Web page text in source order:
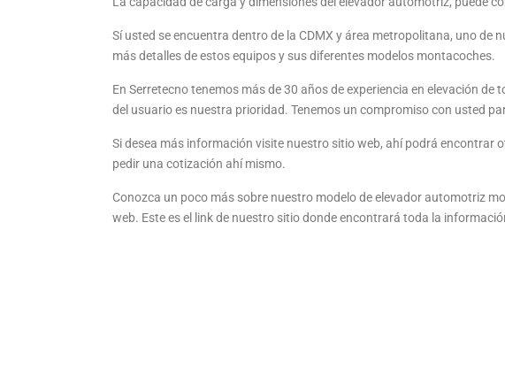
Sí usted se encuentra dentro de la CDMX y área metropolitana, uno de
más detalles de estos equipos y sus diferentes modelos montacoches.
En Serretecno tenemos más de 30 años de experiencia en elevación de
del usuario es nuestra prioridad. Tenemos un compromiso con usted
Si desea más información visite nuestro sitio web, ahí podrá encontrar
pedir una cotización ahí mismo.
Conozca un poco más sobre nuestro modelo de elevador automotriz
web. Este es el link de nuestro sitio donde encontrará toda la